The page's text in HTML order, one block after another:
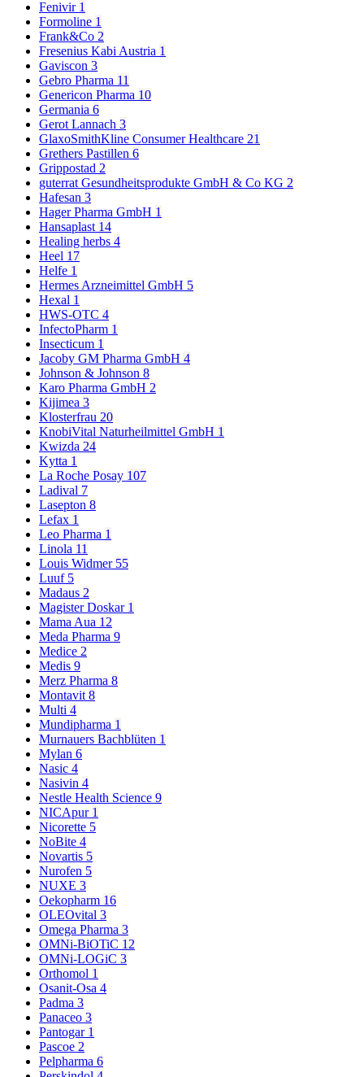
Fenivir 1
Formoline 1
Frank&Co 2
Fresenius Kabi Austria 1
Gaviscon 3
Gebro Pharma 11
Genericon Pharma 10
Germania 6
Gerot Lannach 3
GlaxoSmithKline Consumer Healthcare 21
Grethers Pastillen 6
Grippostad 2
guterrat Gesundheitsprodukte GmbH & Co KG 2
Hafesan 3
Hager Pharma GmbH 1
Hansaplast 14
Healing herbs 4
Heel 17
Helfe 1
Hermes Arzneimittel GmbH 5
Hexal 1
HWS-OTC 4
InfectoPharm 1
Insecticum 1
Jacoby GM Pharma GmbH 4
Johnson & Johnson 8
Karo Pharma GmbH 2
Kijimea 3
Klosterfrau 20
KnobiVital Naturheilmittel GmbH 1
Kwizda 24
Kytta 1
La Roche Posay 107
Ladival 7
Lasepton 8
Lefax 1
Leo Pharma 1
Linola 11
Louis Widmer 55
Luuf 5
Madaus 2
Magister Doskar 1
Mama Aua 12
Meda Pharma 9
Medice 2
Medis 9
Merz Pharma 8
Montavit 8
Multi 4
Mundipharma 1
Murnauers Bachblüten 1
Mylan 6
Nasic 4
Nasivin 4
Nestle Health Science 9
NICApur 1
Nicorette 5
NoBite 4
Novartis 5
Nurofen 5
NUXE 3
Oekopharm 16
OLEOvital 3
Omega Pharma 3
OMNi-BiOTiC 12
OMNi-LOGiC 3
Orthomol 1
Osanit-Osa 4
Padma 3
Panaceo 3
Pantogar 1
Pascoe 2
Pelpharma 6